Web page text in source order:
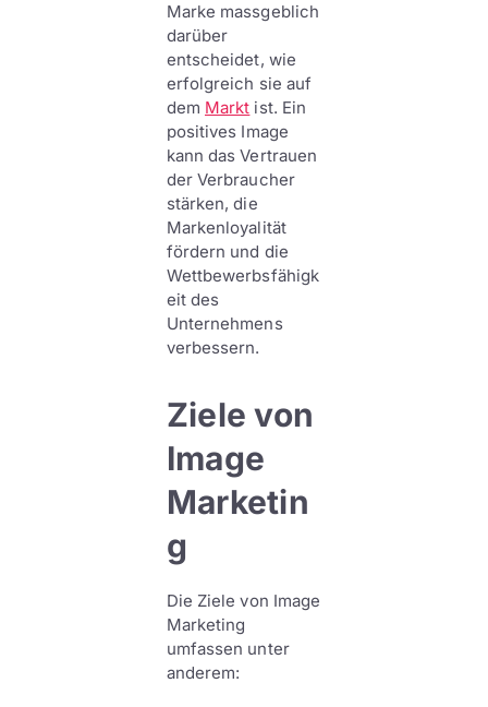
Marke massgeblich
darüber
entscheidet, wie
erfolgreich sie auf
dem Markt ist. Ein
positives Image
kann das Vertrauen
der Verbraucher
stärken, die
Markenloyalität
fördern und die
Wettbewerbsfähigk
eit des
Unternehmens
verbessern.
Ziele von
Image
Marketin
g
Die Ziele von Image
Marketing
umfassen unter
anderem: